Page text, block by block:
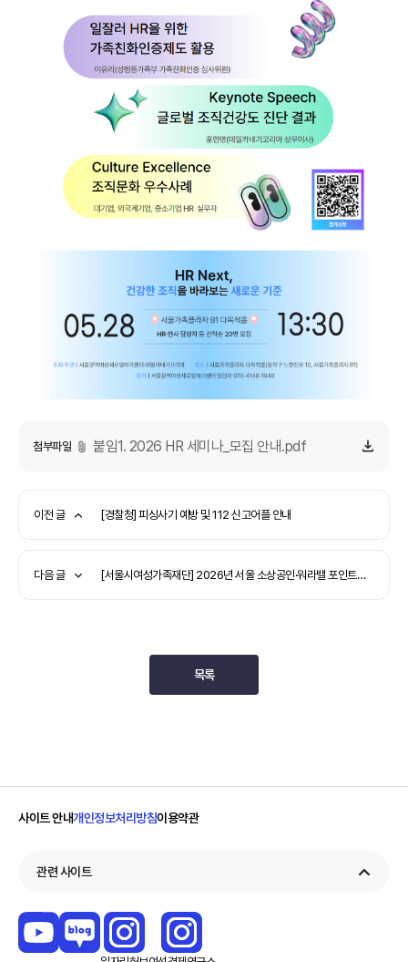
첨부파일 붙임1. 2026 HR 세미나_모집 안내.pdf
이전 글 [경찰청] 피싱사기 예방 및 112 신고어플 안내
다음 글 [서울시여성가족재단] 2026년 서울 소상공인·워라밸 포인트제 기업 민간아이돌봄서비스 참여자 모집(연장)
목록
사이트 안내개인정보처리방침이용약관
관련 사이트